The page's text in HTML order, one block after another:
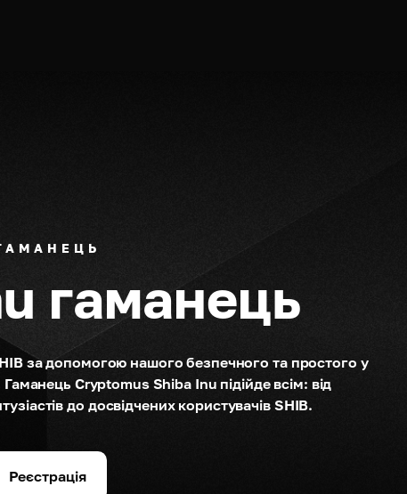
гаманець
за допомогою нашого безпечного та простого у
Cryptomus Shiba Inu підійде всім: від
до досвідчених користувачів SHIB.
Реєстрація